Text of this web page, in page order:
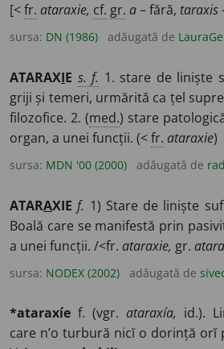
[<fr. ataraxie, cf. gr. a– fără, taraxis
sursa: DN (1986) adăugată de
ATARAXIE s. f. 1. stare de liniște
griji și temeri, urmărită ca țel
filozofice. 2. (med.) stare
organ, a unei funcții. (<fr. ataraxie)
sursa: MDN '00 (2000) adăugată de
ATARAXIE f. 1) Stare de liniște
Boală care se manifestă prin
a unei funcții. /<fr. ataraxie, gr.
sursa: NODEX (2002) adăugată de
*ataraxíe f. (vgr. ataraxía, id.).
care n’o turbură nicĭ o dorință orĭ